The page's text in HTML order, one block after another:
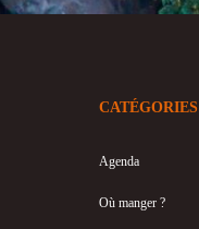
CATÉGORIES
Agenda
Où manger ?